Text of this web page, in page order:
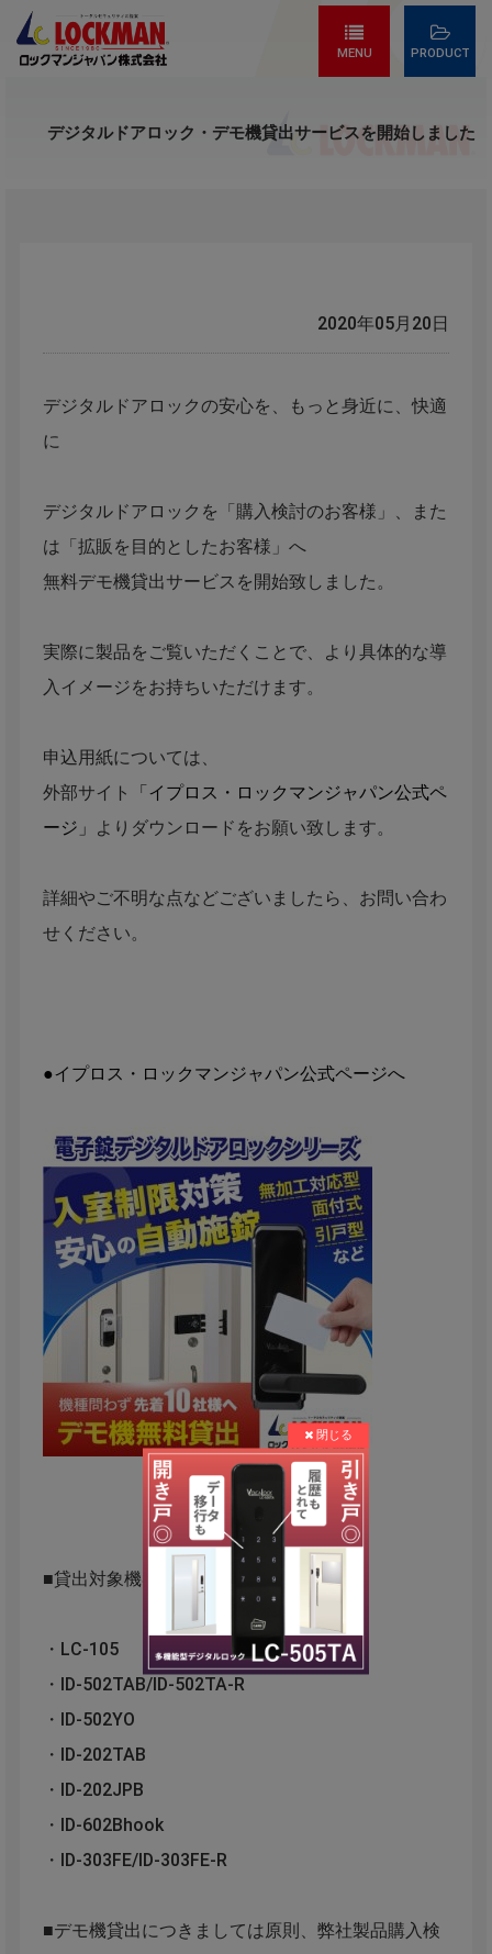
MENU PRODUCT
デジタルドアロック・デモ機貸出サービスを開始しました
2020年05月20日
デジタルドアロックの安心を、もっと身近に、快適
に
デジタルドアロックを「購入検討のお客様」、また
は「拡販を目的としたお客様」へ
無料デモ機貸出サービスを開始致しました。
実際に製品をご覧いただくことで、より具体的な導
入イメージをお持ちいただけます。
申込用紙については、
外部サイト
「イプロス・ロックマンジャパン公式ペ
ージ」 よりダウンロードをお願い致します。
詳細やご不明な点などございましたら、お問い合わ
せください。
●イプロス・ロックマンジャパン公式ページへ
■貸出対象機器
・LC-105
・ID-502TAB/ID-502TA-R
・ID-502YO
・ID-202TAB
・ID-202JPB
・ID-602Bhook
・ID-303FE/ID-303FE-R
■デモ機貸出につきましては原則、弊社製品購入検